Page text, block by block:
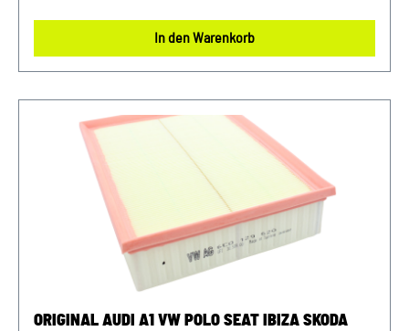
und hochwertigen Materialien gewährleistet er eine lange
Lebensdauer und zuverlässige Leistung. Halten Sie Ihren
Ersatzteile Verwendung: passend bei vielen Audi/VW/SEAT/
Škoda Unser Service für Sie: Um Fehlkäufe zu vermeiden,
bieten wir Ihnen die Möglichkeit, uns vor Ihrer Bestellung
oder in der Kaufabwicklung die 17-stellige
Fahrgestellnummer(Bsp. VW: WVWZZZ... Audi: WAUZZZ...)
Ihres Fahrzeugs mitzuteilen. Wir prüfen vorab, ob der
gewünschte Artikel zum Fahrzeug passt.
In den Warenkorb
ORIGINAL AUDI A1 VW POLO SEAT IBIZA SKODA